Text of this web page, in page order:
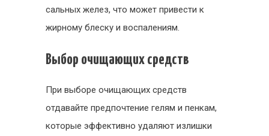
сальных желез, что может привести к
жирному блеску и воспалениям.
Выбор очищающих средств
При выборе очищающих средств
отдавайте предпочтение гелям и пенкам,
которые эффективно удаляют излишки